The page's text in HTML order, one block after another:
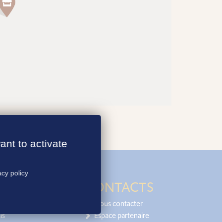
CONTACTS
Nous contacter
Espace partenaire
to activate
policy